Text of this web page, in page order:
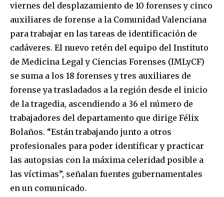
viernes del desplazamiento de 10 forenses y cinco
auxiliares de forense a la Comunidad Valenciana
para trabajar en las tareas de identificación de
cadáveres. El nuevo retén del equipo del Instituto
de Medicina Legal y Ciencias Forenses (IMLyCF)
se suma a los 18 forenses y tres auxiliares de
forense ya trasladados a la región desde el inicio
de la tragedia, ascendiendo a 36 el número de
trabajadores del departamento que dirige Félix
Bolaños. “Están trabajando junto a otros
profesionales para poder identificar y practicar
las autopsias con la máxima celeridad posible a
las víctimas”, señalan fuentes gubernamentales
en un comunicado.